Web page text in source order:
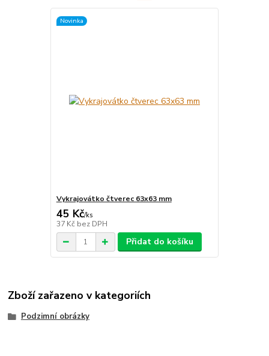
Novinka
Vykrajovátko čtverec 63x63 mm
45 Kč/ks
37 Kč bez DPH
Přidat do košíku
Zboží zařazeno v kategoriích
Podzimní obrázky